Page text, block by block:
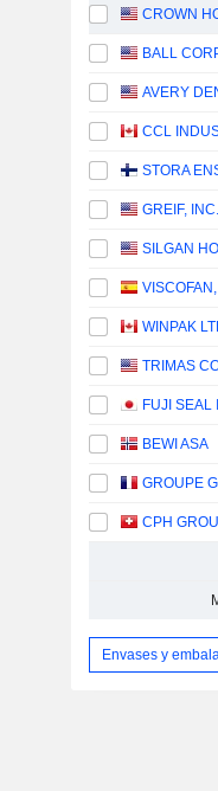
CROWN
BALL
CCL
STORA
GREIF, INC.
SILGAN
WINPAK
TRIMAS
BEWI ASA
GROUPE
CPH
Envases y